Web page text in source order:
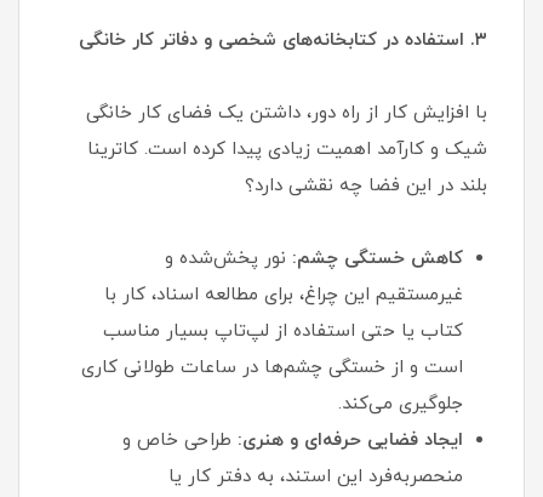
۳. استفاده در کتابخانه‌های شخصی و دفاتر کار خانگی
با افزایش کار از راه دور، داشتن یک فضای کار خانگی
شیک و کارآمد اهمیت زیادی پیدا کرده است. کاترینا
بلند در این فضا چه نقشی دارد؟
کاهش خستگی چشم: نور پخش‌شده و
غیرمستقیم این چراغ، برای مطالعه اسناد، کار با
کتاب یا حتی استفاده از لپ‌تاپ بسیار مناسب
است و از خستگی چشم‌ها در ساعات طولانی کاری
جلوگیری می‌کند.
ایجاد فضایی حرفه‌ای و هنری: طراحی خاص و
منحصربه‌فرد این استند، به دفتر کار یا